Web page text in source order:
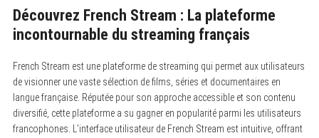
Découvrez French Stream : La plateforme
incontournable du streaming français
French Stream est une plateforme de streaming qui permet aux utilisateurs
de visionner une vaste sélection de films, séries et documentaires en
langue française. Réputée pour son approche accessible et son contenu
diversifié, cette plateforme a su gagner en popularité parmi les utilisateurs
francophones. L’interface utilisateur de French Stream est intuitive, offrant